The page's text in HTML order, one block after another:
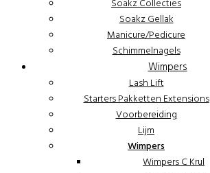
Soakz Collecties
Soakz Gellak
Manicure/Pedicure
Schimmelnagels
Wimpers
Lash Lift
Starters Pakketten Extensions
Voorbereiding
Lijm
Wimpers
Wimpers C Krul